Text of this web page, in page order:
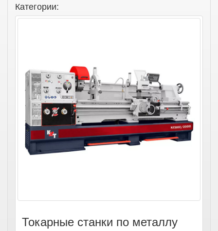
Категории:
Токарные станки по металлу